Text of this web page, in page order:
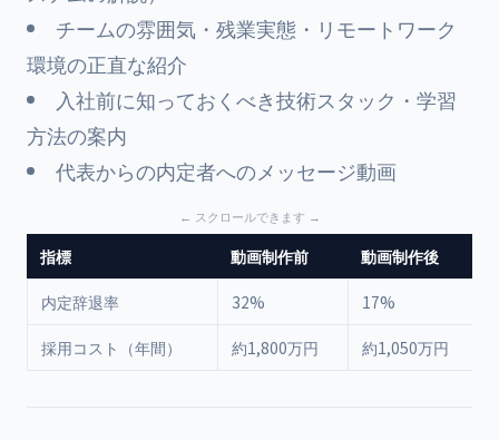
チームの雰囲気・残業実態・リモートワーク
環境の正直な紹介
入社前に知っておくべき技術スタック・学習
方法の案内
代表からの内定者へのメッセージ動画
指標 動画制作前 動画制作後
内定辞退率 32% 17%
採用コスト（年間） 約1,800万円 約1,050万円